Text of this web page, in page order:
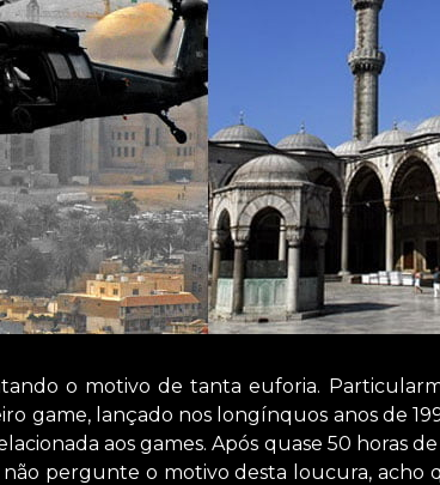
o motivo de tanta euforia.
game, lançado nos longínquos anos de
aos games. Após quase 50 horas
pergunte o motivo desta loucura, acho